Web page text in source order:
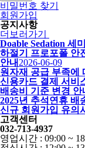
비밀번호 찾기
회원가입
공지사항
더보러가기
Doable Sedation 세
하절기 프로포폴 안
안내 2026-06-09
원자재 공급 부족에
신용카드 결제 서비
배송비 기준 변경 안
2025년 추석연휴 배
신규 회원가입 유의
고객센터
032-713-4937
영업시간 : 09:00 ~